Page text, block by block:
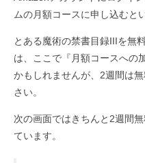
ムの月額コースに申し込むと
とある魔術の禁書目録IIIを無
は、ここで『月額コースへの
かもしれませんが、2週間は
さい。
次の画面ではきちんと2週間
ています。